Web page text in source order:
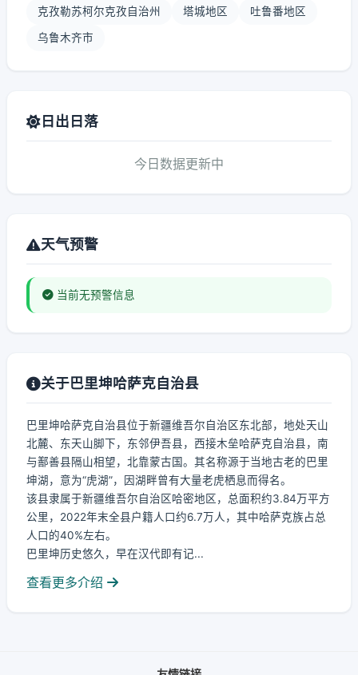
克孜勒苏柯尔克孜自治州 塔城地区 吐鲁番地区
乌鲁木齐市
日出日落
今日数据更新中
天气预警
当前无预警信息
关于巴里坤哈萨克自治县
巴里坤哈萨克自治县位于新疆维吾尔自治区东北部，地处天山
北麓、东天山脚下，东邻伊吾县，西接木垒哈萨克自治县，南
与鄯善县隔山相望，北靠蒙古国。其名称源于当地古老的巴里
坤湖，意为“虎湖”，因湖畔曾有大量老虎栖息而得名。
该县隶属于新疆维吾尔自治区哈密地区，总面积约3.84万平方
公里，2022年末全县户籍人口约6.7万人，其中哈萨克族占总
人口的40%左右。
巴里坤历史悠久，早在汉代即有记...
查看更多介绍